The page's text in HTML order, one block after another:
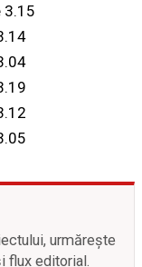
3.15
urmărește
flux editorial.